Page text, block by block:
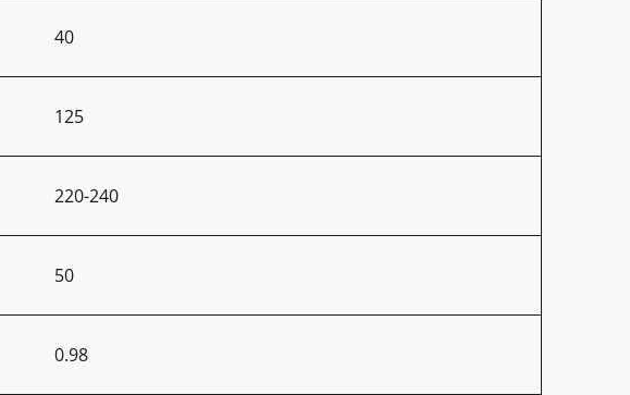
40
125
220-240
50
0.98